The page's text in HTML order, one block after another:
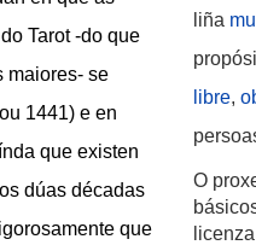
Tarot -do que
maiores- se
1441) e en
que existen
dúas décadas
que
liña
libre,
O